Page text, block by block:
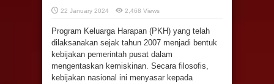
22 January 2024 2,468 Views
Program Keluarga Harapan (PKH) yang telah
dilaksanakan sejak tahun 2007 menjadi bentuk
kebijakan pemerintah pusat dalam
mengentaskan kemiskinan. Secara filosofis,
kebijakan nasional ini menyasar kepada